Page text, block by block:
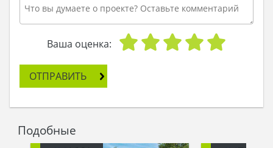
Ваша оценка:
ОТПРАВИТЬ
Подобные